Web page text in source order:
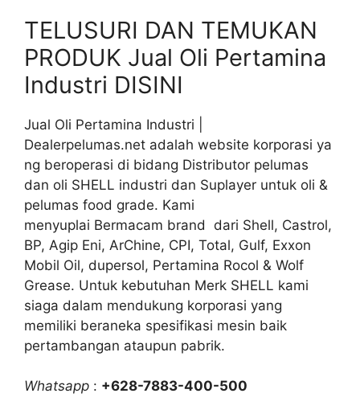
TELUSURI DAN TEMUKAN
PRODUK Jual Oli Pertamina
Industri DISINI
Jual Oli Pertamina Industri |
Dealerpelumas.net adalah website korporasi ya
ng beroperasi di bidang Distributor pelumas
dan oli SHELL industri dan Suplayer untuk oli &
pelumas food grade. Kami
menyuplai Bermacam brand dari Shell, Castrol,
BP, Agip Eni, ArChine, CPI, Total, Gulf, Exxon
Mobil Oil, dupersol, Pertamina Rocol & Wolf
Grease. Untuk kebutuhan Merk SHELL kami
siaga dalam mendukung korporasi yang
memiliki beraneka spesifikasi mesin baik
pertambangan ataupun pabrik.
Whatsapp : +628-7883-400-500